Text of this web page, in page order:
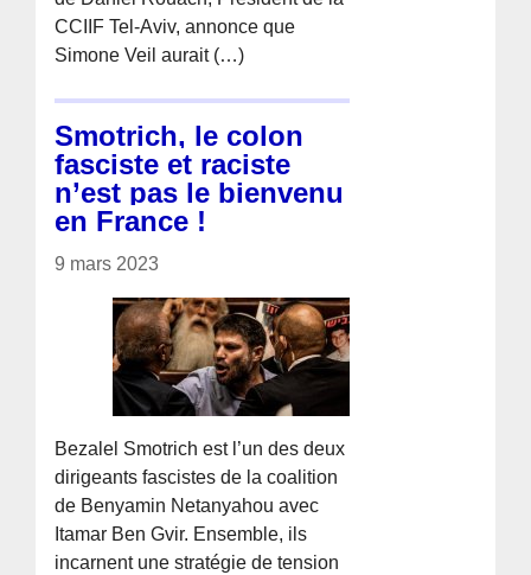
CCIIF Tel-Aviv, annonce que
Simone Veil aurait (…)
Smotrich, le colon
fasciste et raciste
n’est pas le bienvenu
en France !
9 mars 2023
Bezalel Smotrich est l’un des deux
dirigeants fascistes de la coalition
de Benyamin Netanyahou avec
Itamar Ben Gvir. Ensemble, ils
incarnent une stratégie de tension